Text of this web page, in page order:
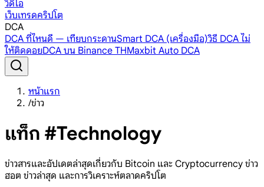
วิดีโอ
เว็บเทรดคริปโต
DCA
DCA ที่ไหนดี — เทียบกระดานSmart DCA (เครื่องมือ)วิธี DCA ไม่
ให้ติดดอยDCA บน Binance THMaxbit Auto DCA
หน้าแรก
/ข่าว
แท็ก #Technology
ข่าวสารและอัปเดตล่าสุดเกี่ยวกับ Bitcoin และ Cryptocurrency ข่าว
ฮอต ข่าวล่าสุด และการวิเคราะห์ตลาดคริปโต